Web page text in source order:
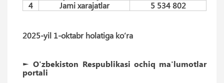
4
Jami xarajatlar 5 534 802
2025-yil 1-oktabr holatiga ko‘ra
► O'zbekiston Respublikasi ochiq ma'lumotlar
portali